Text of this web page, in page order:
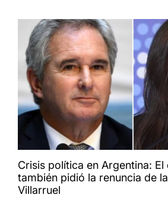
Crisis política en Argentina: El
también pidió la renuncia de
Villarruel